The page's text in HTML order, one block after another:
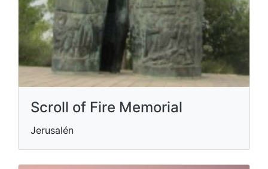
Scroll of Fire Memorial
Jerusalén